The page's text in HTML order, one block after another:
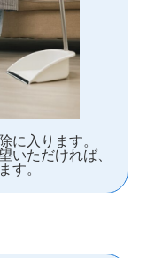
に入ります。
いただければ、
す。